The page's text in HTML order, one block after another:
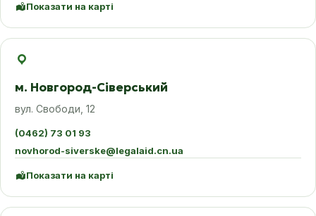
Показати на карті
м. Новгород-Сіверський
вул. Свободи, 12
(0462) 73 01 93
novhorod-siverske@legalaid.cn.ua
Показати на карті